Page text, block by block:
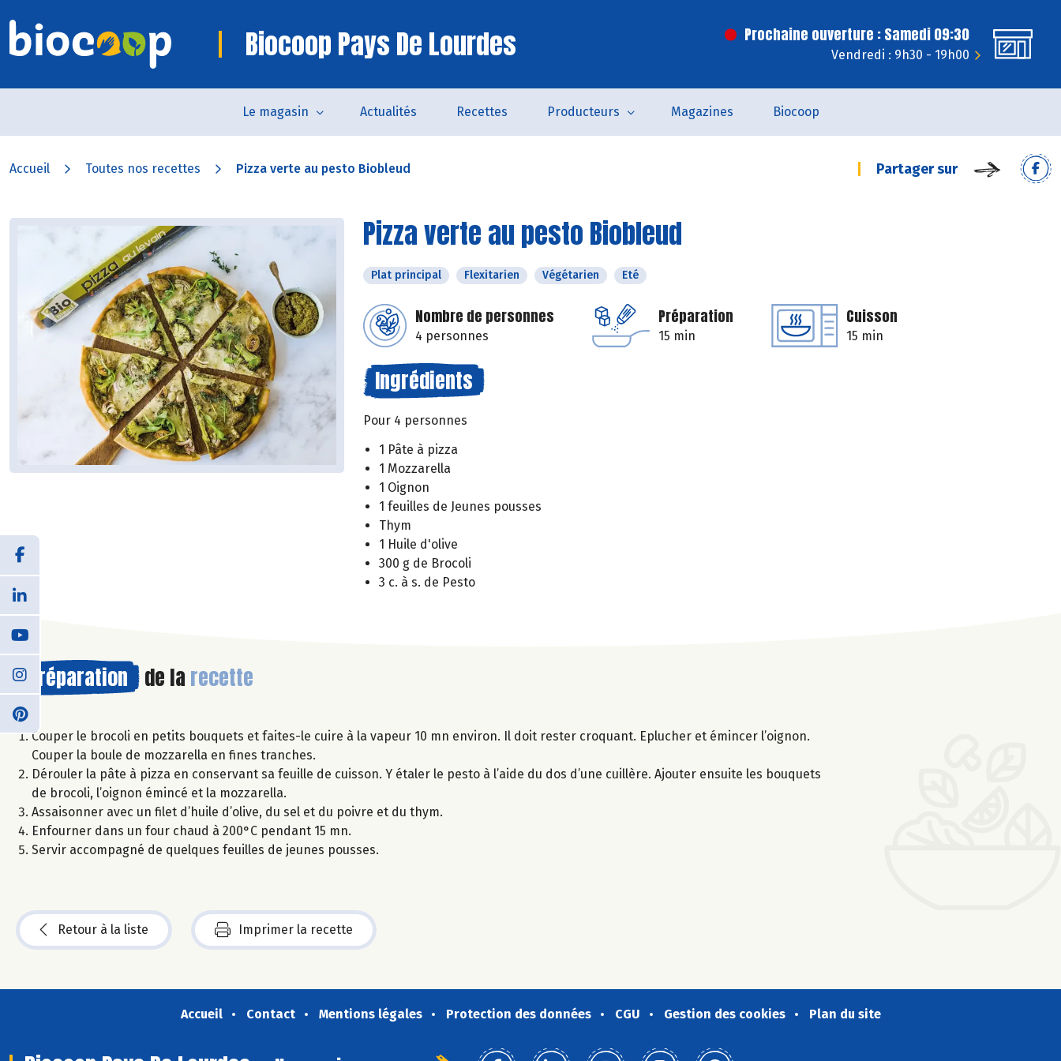
Biocoop Pays De Lourdes Prochaine ouverture : Samedi 09:30
Vendredi : 9h30 - 19h00
Le magasin Actualités Recettes Producteurs Magazines Biocoop
Accueil Toutes nos recettes Pizza verte au pesto Biobleud Partager sur
Pizza verte au pesto Biobleud
Plat principal Flexitarien Végétarien Eté
Nombre de personnes
4 personnes
Préparation
15 min
Cuisson
15 min
Ingrédients
Pour 4 personnes
1 Pâte à pizza
1 Mozzarella
1 Oignon
1 feuilles de Jeunes pousses
Thym
1 Huile d'olive
300 g de Brocoli
3 c. à s. de Pesto
Préparation de la recette
Couper le brocoli en petits bouquets et faites-le cuire à la vapeur 10 mn environ. Il doit rester croquant. Eplucher et émincer l’oignon.
Couper la boule de mozzarella en fines tranches.
Dérouler la pâte à pizza en conservant sa feuille de cuisson. Y étaler le pesto à l’aide du dos d’une cuillère. Ajouter ensuite les bouquets
de brocoli, l’oignon émincé et la mozzarella.
Assaisonner avec un filet d’huile d’olive, du sel et du poivre et du thym.
Enfourner dans un four chaud à 200°C pendant 15 mn.
Servir accompagné de quelques feuilles de jeunes pousses.
Retour à la liste Imprimer la recette
Accueil Contact Mentions légales Protection des données CGU Gestion des cookies Plan du site